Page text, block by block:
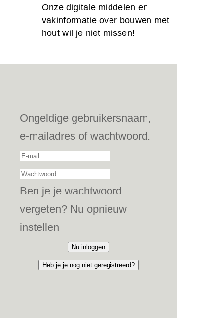
Onze digitale middelen en
vakinformatie over bouwen met
hout wil je niet missen!
Ongeldige gebruikersnaam,
e-mailadres of wachtwoord.
Ben je je wachtwoord
vergeten? Nu opnieuw
instellen
Nu inloggen
Heb je je nog niet geregistreerd?